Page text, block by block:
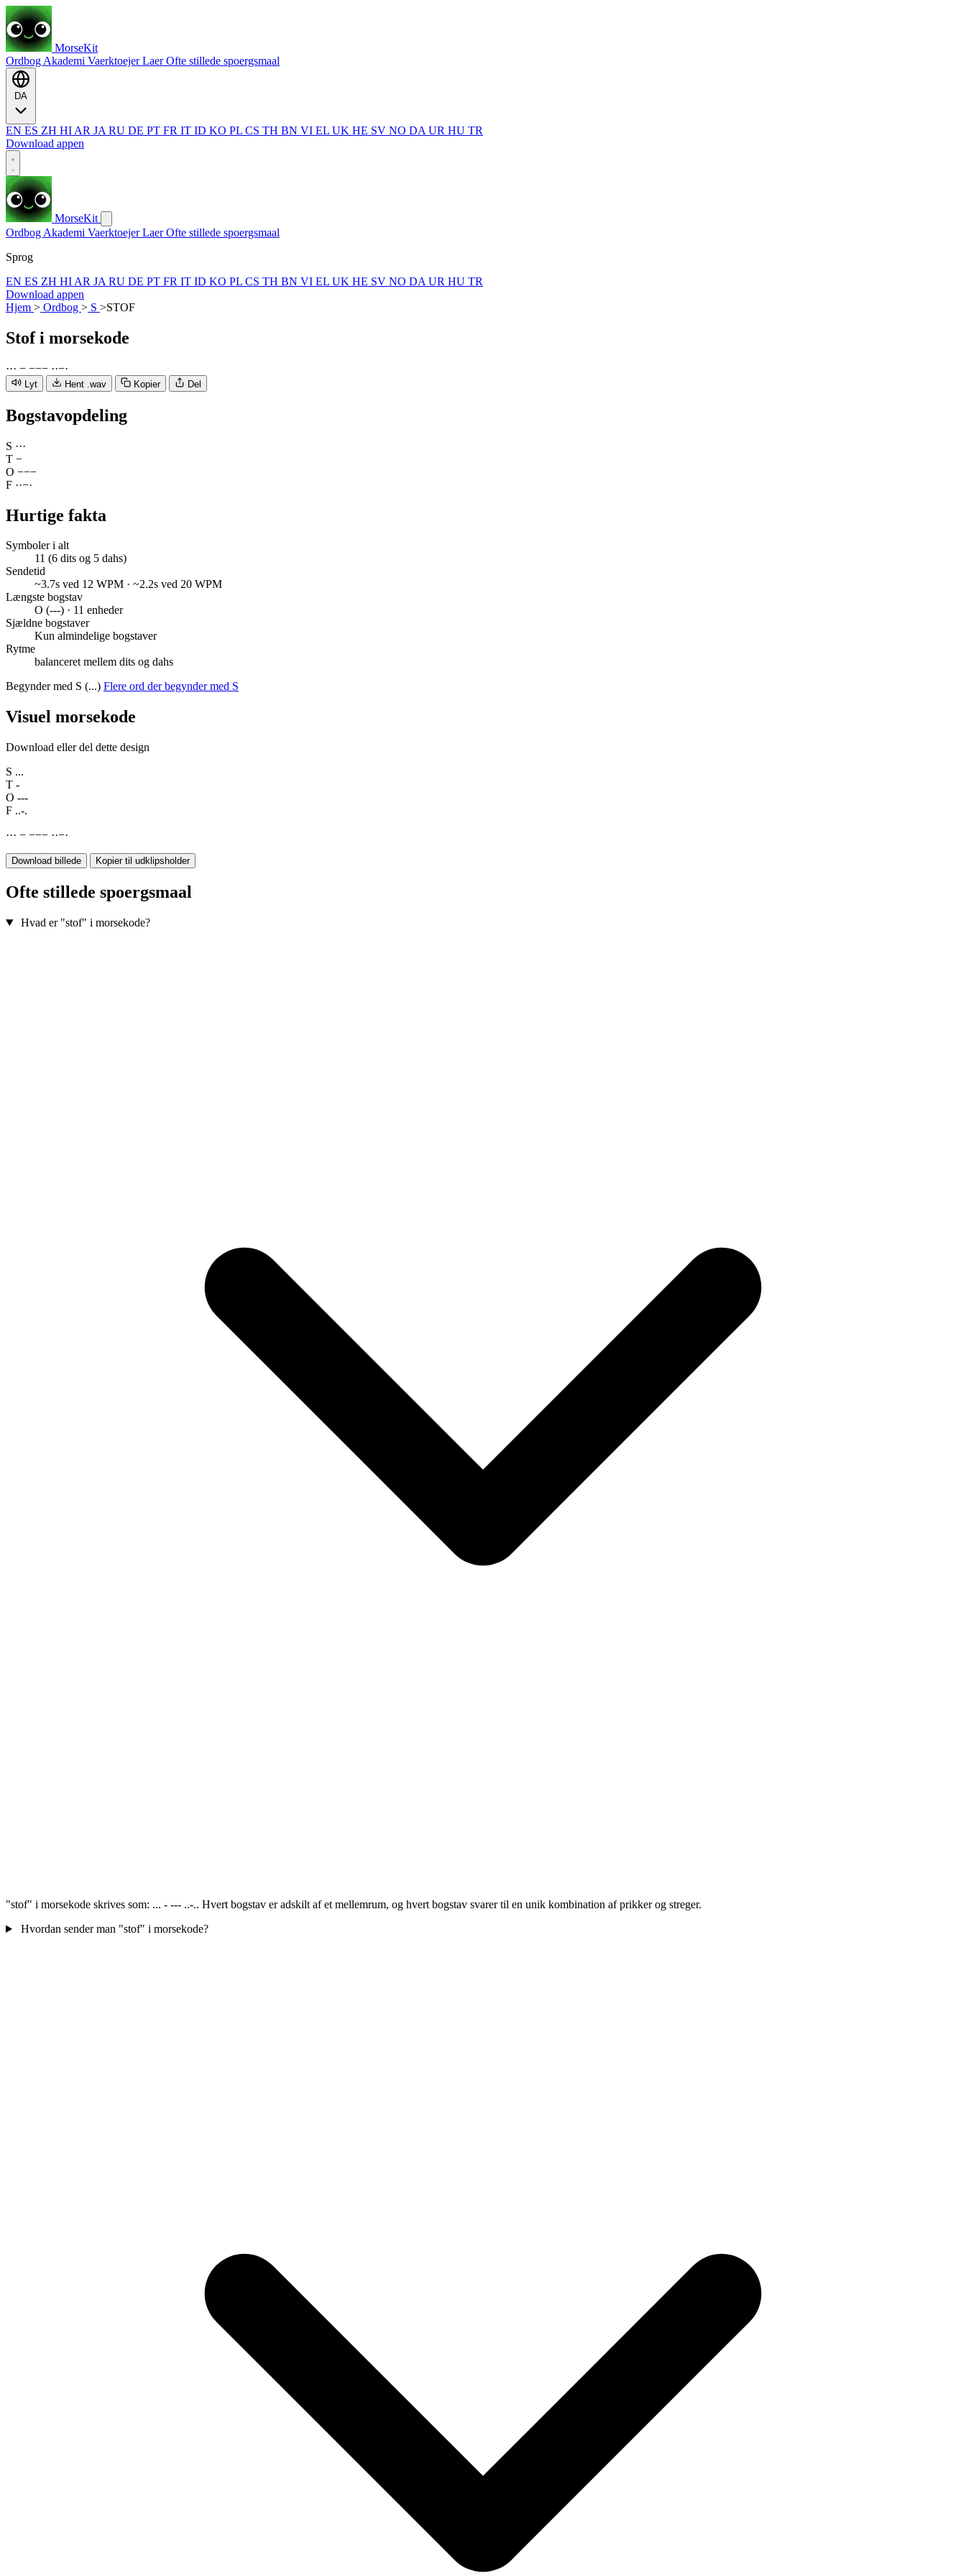
MorseKit
Ordbog Akademi VaerktoejerLaerOfte stillede spoergsmaal
EN ES ZH HI AR JA RU DE PT FR IT ID KO PL CS TH BN VI EL UK HE SV NO DA UR HU TR
Download appen
MorseKit
Ordbog Akademi VaerktoejerLaerOfte stillede spoergsmaal
Sprog
EN ES ZH HI AR JA RU DE PT FR IT ID KO PL CS TH BN VI EL UK HE SV NO DA UR HU TR
Download appen
Hjem > Ordbog > S >STOF
Stofi morsekode
··· − −−− ··−·
Lyt Hent .wav Kopier Del
Bogstavopdeling
S ···
T −
O −−−
F ··−·
Hurtige fakta
Symboler i alt
11 (6 dits og 5 dahs)
Sendetid
~3.7s ved 12 WPM · ~2.2s ved 20 WPM
Længste bogstav
O (---) · 11 enheder
Sjældne bogstaver
Kun almindelige bogstaver
Rytme
balanceret mellem dits og dahs
Begynder med S (...) Flere ord der begynder med S
Visuel morsekode
Download eller del dette design
S ...
T -
O ---
F ..-.
··· − −−− ··−·
Download billede Kopier til udklipsholder
Ofte stillede spoergsmaal
Hvad er "stof" i morsekode?
"stof" i morsekode skrives som: ... - --- ..-.. Hvert bogstav er adskilt af et mellemrum, og hvert bogstav svarer til en unik kombination af prikker og streger.
Hvordan sender man "stof" i morsekode?